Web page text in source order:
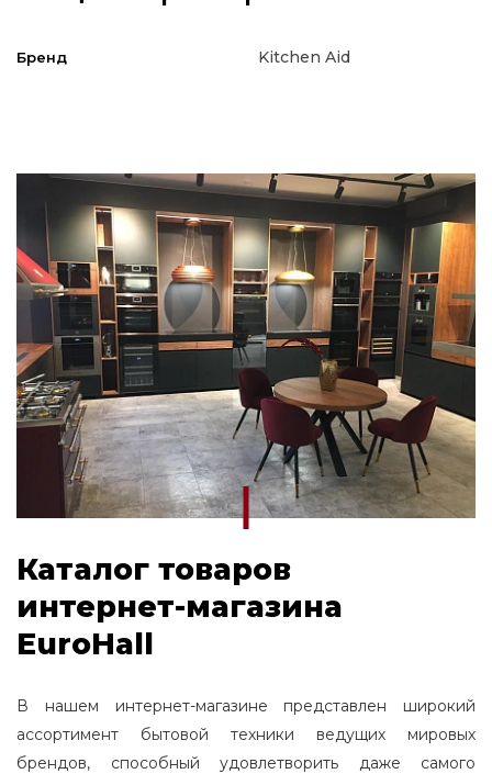
Бренд Kitchen Aid
Каталог товаров
интернет-магазина
EuroHall
В нашем интернет-магазине представлен широкий
ассортимент бытовой техники ведущих мировых
брендов, способный удовлетворить даже самого